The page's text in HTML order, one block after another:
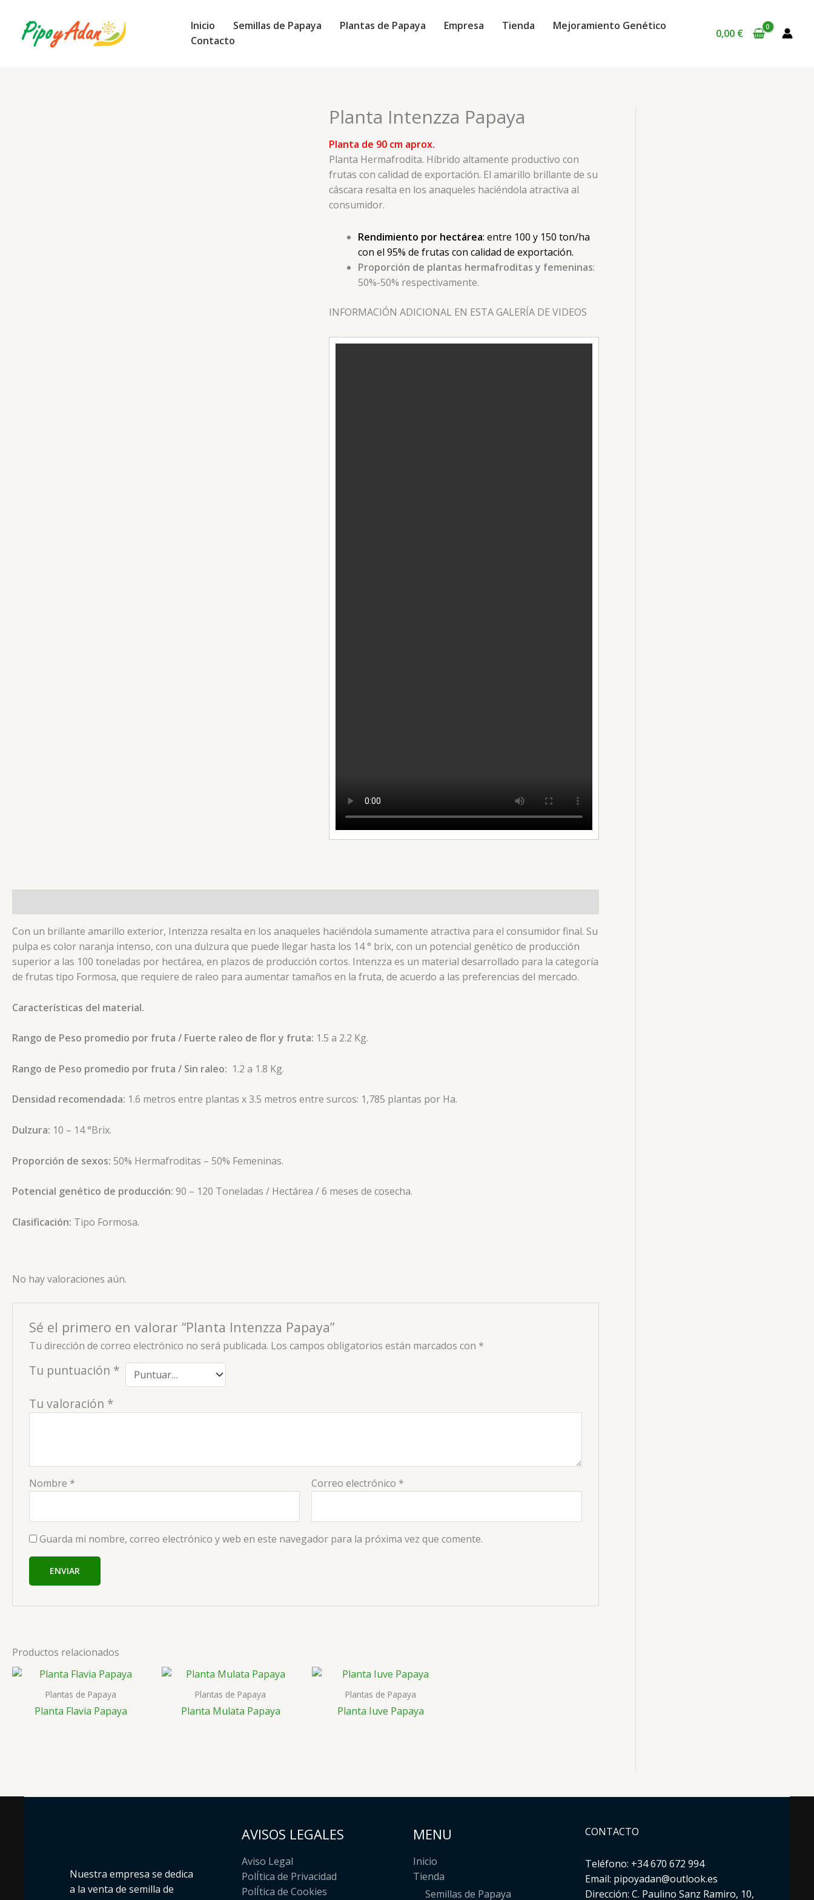
contenido
Inicio Semillas de Papaya Plantas de Papaya Empresa Tienda
Mejoramiento Genético
Contacto
0,00 €
Planta Intenzza Papaya
Planta de 90 cm aprox.
Planta Hermafrodita. Híbrido altamente productivo con
frutas con calidad de exportación. El amarillo brillante de su
cáscara resalta en los anaqueles haciéndola atractiva al
consumidor.
Rendimiento por hectárea: entre 100 y 150 ton/ha
con el 95% de frutas con calidad de exportación.
Proporción de plantas hermafroditas y femeninas:
50%-50% respectivamente.
INFORMACIÓN ADICIONAL EN ESTA GALERÍA DE VIDEOS
Con un brillante amarillo exterior, Intenzza resalta en los anaqueles haciéndola sumamente atractiva para el consumidor final. Su
pulpa es color naranja intenso, con una dulzura que puede llegar hasta los 14 ° brix, con un potencial genético de producción
superior a las 100 toneladas por hectárea, en plazos de producción cortos. Intenzza es un material desarrollado para la categoría
de frutas tipo Formosa, que requiere de raleo para aumentar tamaños en la fruta, de acuerdo a las preferencias del mercado.
Características del material.
Rango de Peso promedio por fruta / Fuerte raleo de flor y fruta: 1.5 a 2.2 Kg.
Rango de Peso promedio por fruta / Sin raleo: 1.2 a 1.8 Kg.
Densidad recomendada: 1.6 metros entre plantas x 3.5 metros entre surcos: 1,785 plantas por Ha.
Dulzura: 10 – 14 °Brix.
Proporción de sexos: 50% Hermafroditas – 50% Femeninas.
Potencial genético de producción: 90 – 120 Toneladas / Hectárea / 6 meses de cosecha.
Clasificación: Tipo Formosa.
No hay valoraciones aún.
Sé el primero en valorar “Planta Intenzza Papaya”
Tu dirección de correo electrónico no será publicada. Los campos obligatorios están marcados con *
Tu puntuación *
Tu valoración *
Nombre * Correo electrónico *
Guarda mi nombre, correo electrónico y web en este navegador para la próxima vez que comente.
Productos relacionados
Plantas de Papaya
Planta Flavia Papaya
Plantas de Papaya
Planta Mulata Papaya
Plantas de Papaya
Planta Iuve Papaya
Nuestra empresa se dedica
a la venta de semilla de
AVISOS LEGALES
Aviso Legal
PolÍtica de Privacidad
PolÍtica de Cookies
MENU
Inicio
Tienda
Semillas de Papaya
CONTACTO
Teléfono: +34 670 672 994
Email: pipoyadan@outlook.es
Dirección: C. Paulino Sanz Ramiro, 10,